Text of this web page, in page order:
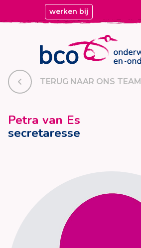
werken bij
TERUG NAAR ONS TEAM
Petra van Es
secretaresse